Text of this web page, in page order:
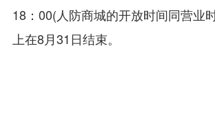
18：00(人防商城的开放时间同营业
上在8月31日结束。